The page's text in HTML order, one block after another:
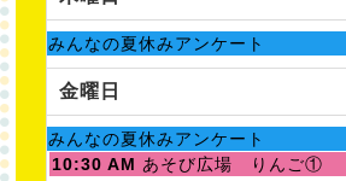
月
1st
2026
月
5th
2026
土
曜
日,
月
1st
2026
みんなの夏休みアンケート
金曜日
土
曜
みんなの夏休みアンケート
金
10:30 AM あそび広場 りんご①